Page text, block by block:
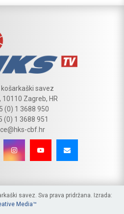
košarkaški savez
10110 Zagreb, HR
(0) 1 3688 950
(0) 1 3688 951
cbf.hr
savez. Sva prava pridržana. Izrada:
Media™